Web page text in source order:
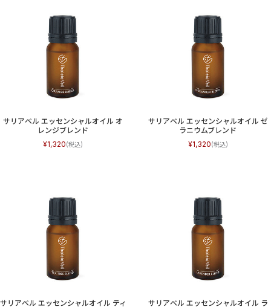
サリアベル エッセンシャルオイル オ
レンジブレンド
1,320
サリアベル エッセンシャルオイル ゼ
ラニウムブレンド
1,320
サリアベル エッセンシャルオイル ティ
サリアベル エッセンシャルオイル ラ